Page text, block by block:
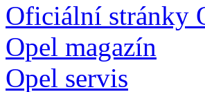
Oficiální stránky
Opel magazín
Opel servis